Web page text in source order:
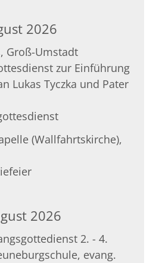
2026
Groß-Umstadt
zur Einführung
Lukas Tyczka und Pater
(Wallfahrtskirche),
2026
2. - 4.
evang.